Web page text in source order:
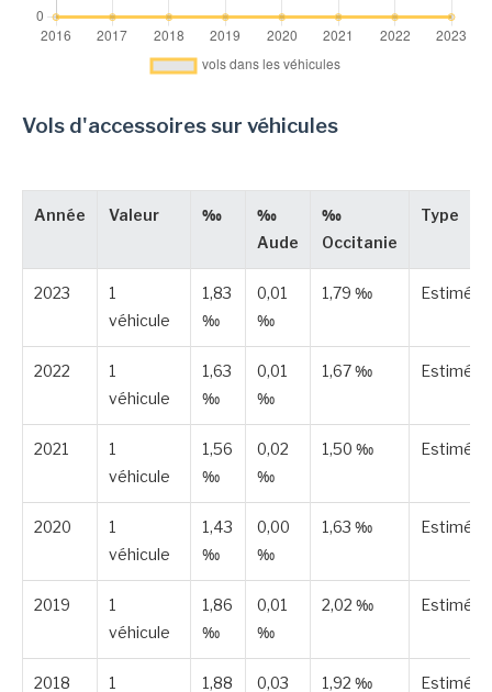
Vols d'accessoires sur véhicules
Année Valeur ‰
‰
Aude
‰
Occitanie
Type
2023
1
véhicule
1,83
‰
0,01
‰
1,79 ‰ Estimée
2022
1
véhicule
1,63
‰
0,01
‰
1,67 ‰ Estimée
2021
1
véhicule
1,56
‰
0,02
‰
1,50 ‰ Estimée
2020
1
véhicule
1,43
‰
0,00
‰
1,63 ‰ Estimée
2019
1
véhicule
1,86
‰
0,01
‰
2,02 ‰ Estimée
2018
1
1,88
0,03
1,92 ‰ Estimée